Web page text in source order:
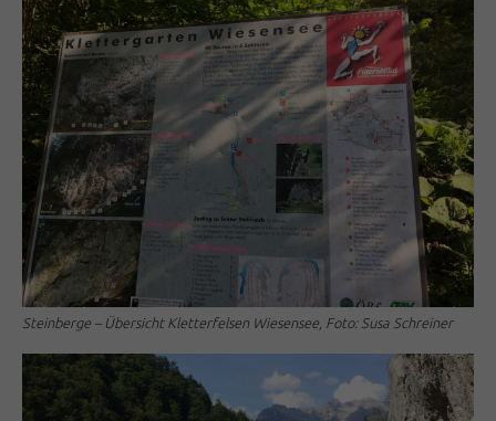
Steinberge – Übersicht Kletterfelsen Wiesensee, Foto: Susa Schreiner